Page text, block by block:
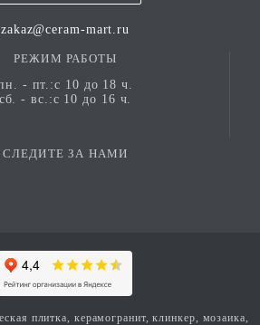
камня, сдержанная палитра);
zakaz@ceram-mart.ru
РЕЖИМ РАБОТЫ
- пт.:с 10 до 18 ч.
сб. - вс.:с 10 до 16 ч.
СЛЕДИТЕ ЗА НАМИ
плитка, керамогранит, клинкер, мозаика,